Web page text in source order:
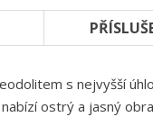
s nejvyšší
ostrý a jasný